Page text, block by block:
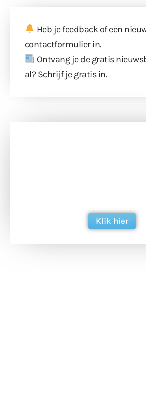
Heb je feedback of een
contactformulierin.
Ontvang je de gratis
al? Schrijf je gratis in.
Klik hier